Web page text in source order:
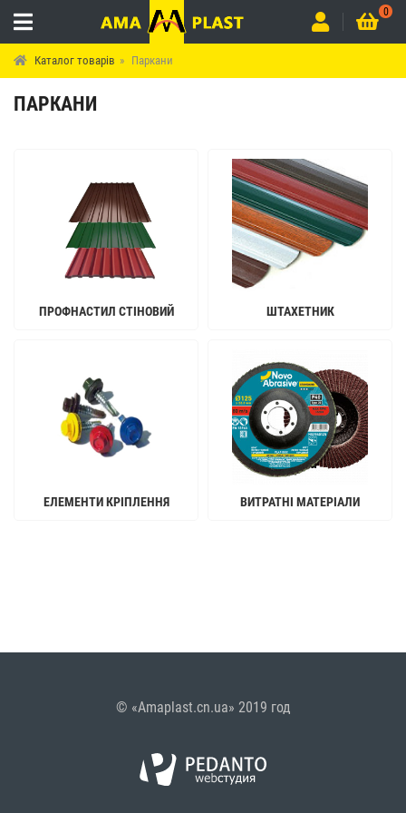
0
Каталог товарів Паркани
ПАРКАНИ
ПРОФНАСТИЛ СТІНОВИЙ ШТАХЕТНИК
ЕЛЕМЕНТИ КРІПЛЕННЯ ВИТРАТНІ МАТЕРІАЛИ
© «Amaplast.cn.ua» 2019 год